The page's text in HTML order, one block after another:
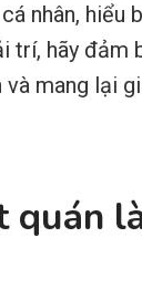
nhân, hiểu
trí, hãy đảm
và mang lại
quán